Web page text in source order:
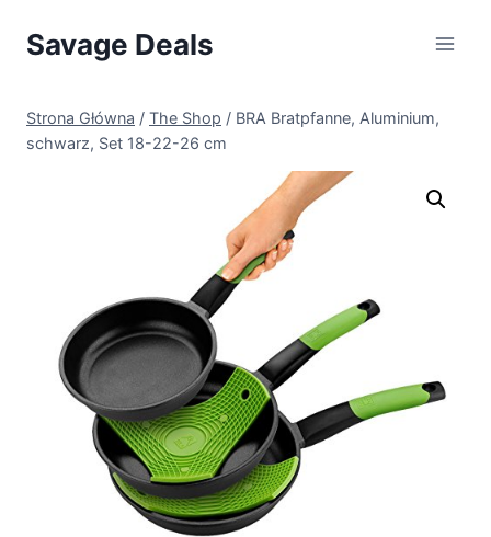
Savage Deals
Strona Główna / The Shop / BRA Bratpfanne, Aluminium,
schwarz, Set 18-22-26 cm